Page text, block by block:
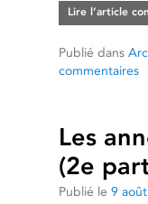
Lire l’article
Publié dans
commentaires
Les
(2e
Publié le 9